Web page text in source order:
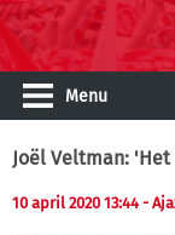
Menu
Joël Veltman:
10 april 2020 13:44 -